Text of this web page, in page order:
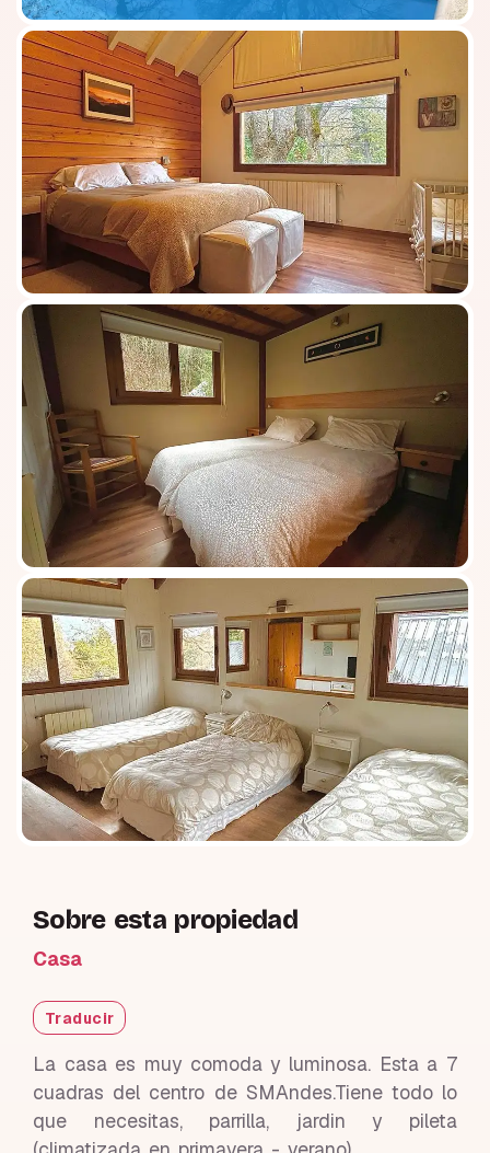
Sobre esta propiedad
Casa
Traducir
La casa es muy comoda y luminosa. Esta a 7
cuadras del centro de SMAndes.Tiene todo lo
que necesitas, parrilla, jardin y pileta